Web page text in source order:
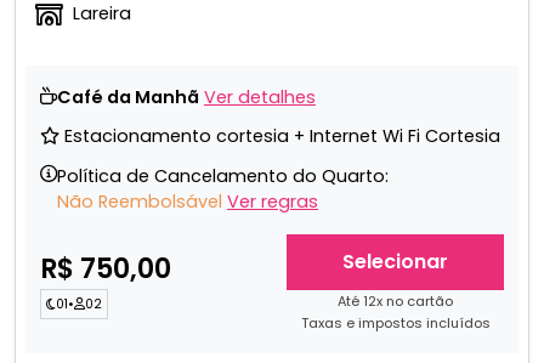
Lareira
Café da Manhã Ver detalhes
Estacionamento cortesia + Internet Wi Fi Cortesia
Política de Cancelamento do Quarto:
Não Reembolsável Ver regras
R$ 750,00
01• 02
Selecionar
Até 12x no cartão
Taxas e impostos incluídos